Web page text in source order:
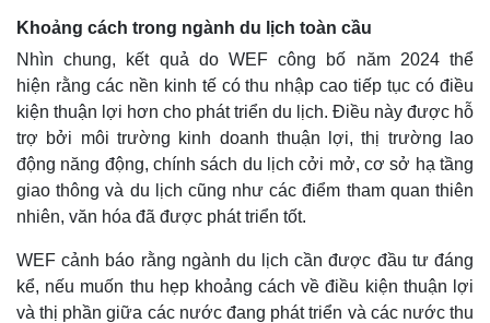
Khoảng cách trong ngành du lịch toàn cầu
Nhìn chung, kết quả do WEF công bố năm 2024 thể
hiện rằng các nền kinh tế có thu nhập cao tiếp tục có điều
kiện thuận lợi hơn cho phát triển du lịch. Điều này được hỗ
trợ bởi môi trường kinh doanh thuận lợi, thị trường lao
động năng động, chính sách du lịch cởi mở, cơ sở hạ tầng
giao thông và du lịch cũng như các điểm tham quan thiên
nhiên, văn hóa đã được phát triển tốt.
WEF cảnh báo rằng ngành du lịch cần được đầu tư đáng
kể, nếu muốn thu hẹp khoảng cách về điều kiện thuận lợi
và thị phần giữa các nước đang phát triển và các nước thu